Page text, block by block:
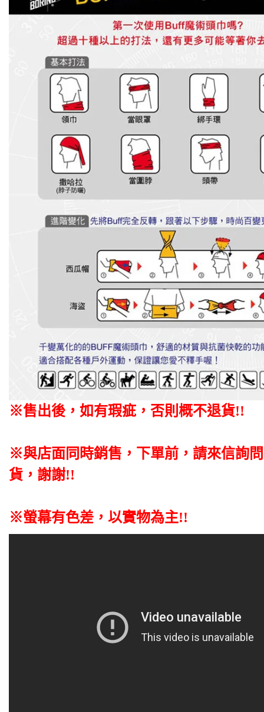
※售出後 ，如有瑕疵 ，否則概不退貨!!
※與店面同時銷售 ， 下單前 ， 請來信詢
貨，謝謝!!
※螢幕有色差，以實物為主!!